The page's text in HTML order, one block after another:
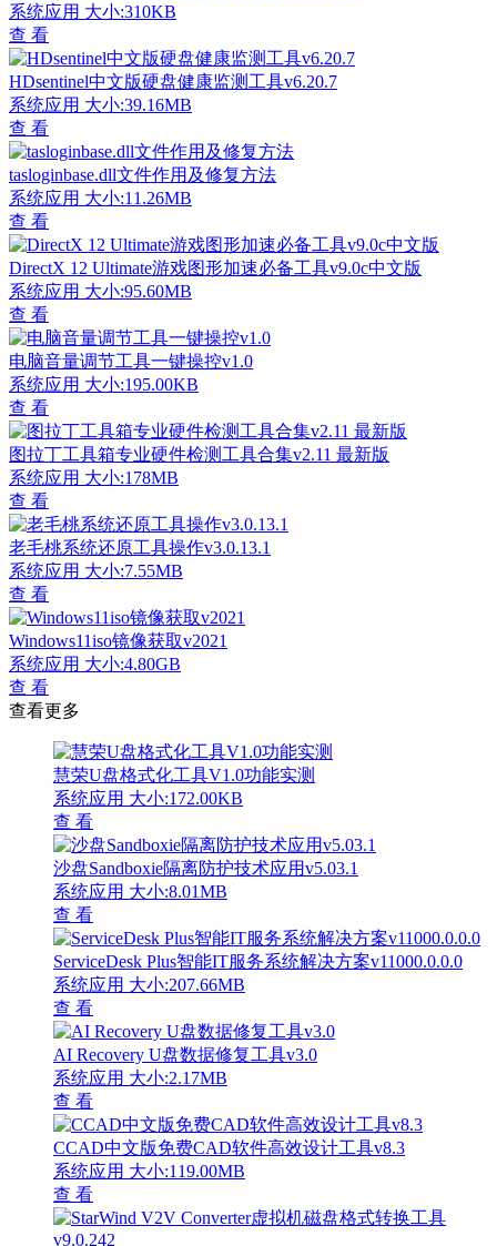
系统应用 大小:310KB
查 看
HDsentinel中文版硬盘健康监测工具v6.20.7
系统应用 大小:39.16MB
查 看
tasloginbase.dll文件作用及修复方法
系统应用 大小:11.26MB
查 看
DirectX 12 Ultimate游戏图形加速必备工具v9.0c中文版
系统应用 大小:95.60MB
查 看
电脑音量调节工具一键操控v1.0
系统应用 大小:195.00KB
查 看
图拉丁工具箱专业硬件检测工具合集v2.11 最新版
系统应用 大小:178MB
查 看
老毛桃系统还原工具操作v3.0.13.1
系统应用 大小:7.55MB
查 看
Windows11iso镜像获取v2021
系统应用 大小:4.80GB
查 看
查看更多
慧荣U盘格式化工具V1.0功能实测
系统应用 大小:172.00KB
查 看
沙盘Sandboxie隔离防护技术应用v5.03.1
系统应用 大小:8.01MB
查 看
ServiceDesk Plus智能IT服务系统解决方案v11000.0.0.0
系统应用 大小:207.66MB
查 看
AI Recovery U盘数据修复工具v3.0
系统应用 大小:2.17MB
查 看
CCAD中文版免费CAD软件高效设计工具v8.3
系统应用 大小:119.00MB
查 看